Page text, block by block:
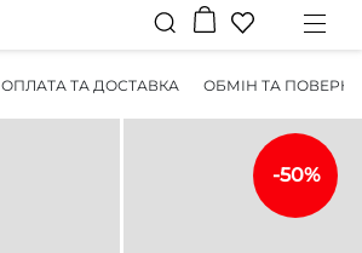
ОПЛАТА ТА ДОСТАВКА ОБМІН ТА
-50%